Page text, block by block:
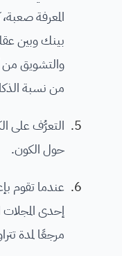
المعرفة
بينك وبين
والتشويق من
من نسبة
التعرُّف على
حول الكون.
عندما تقوم
إحدى
مرجعًا لمدة تتراوح بين